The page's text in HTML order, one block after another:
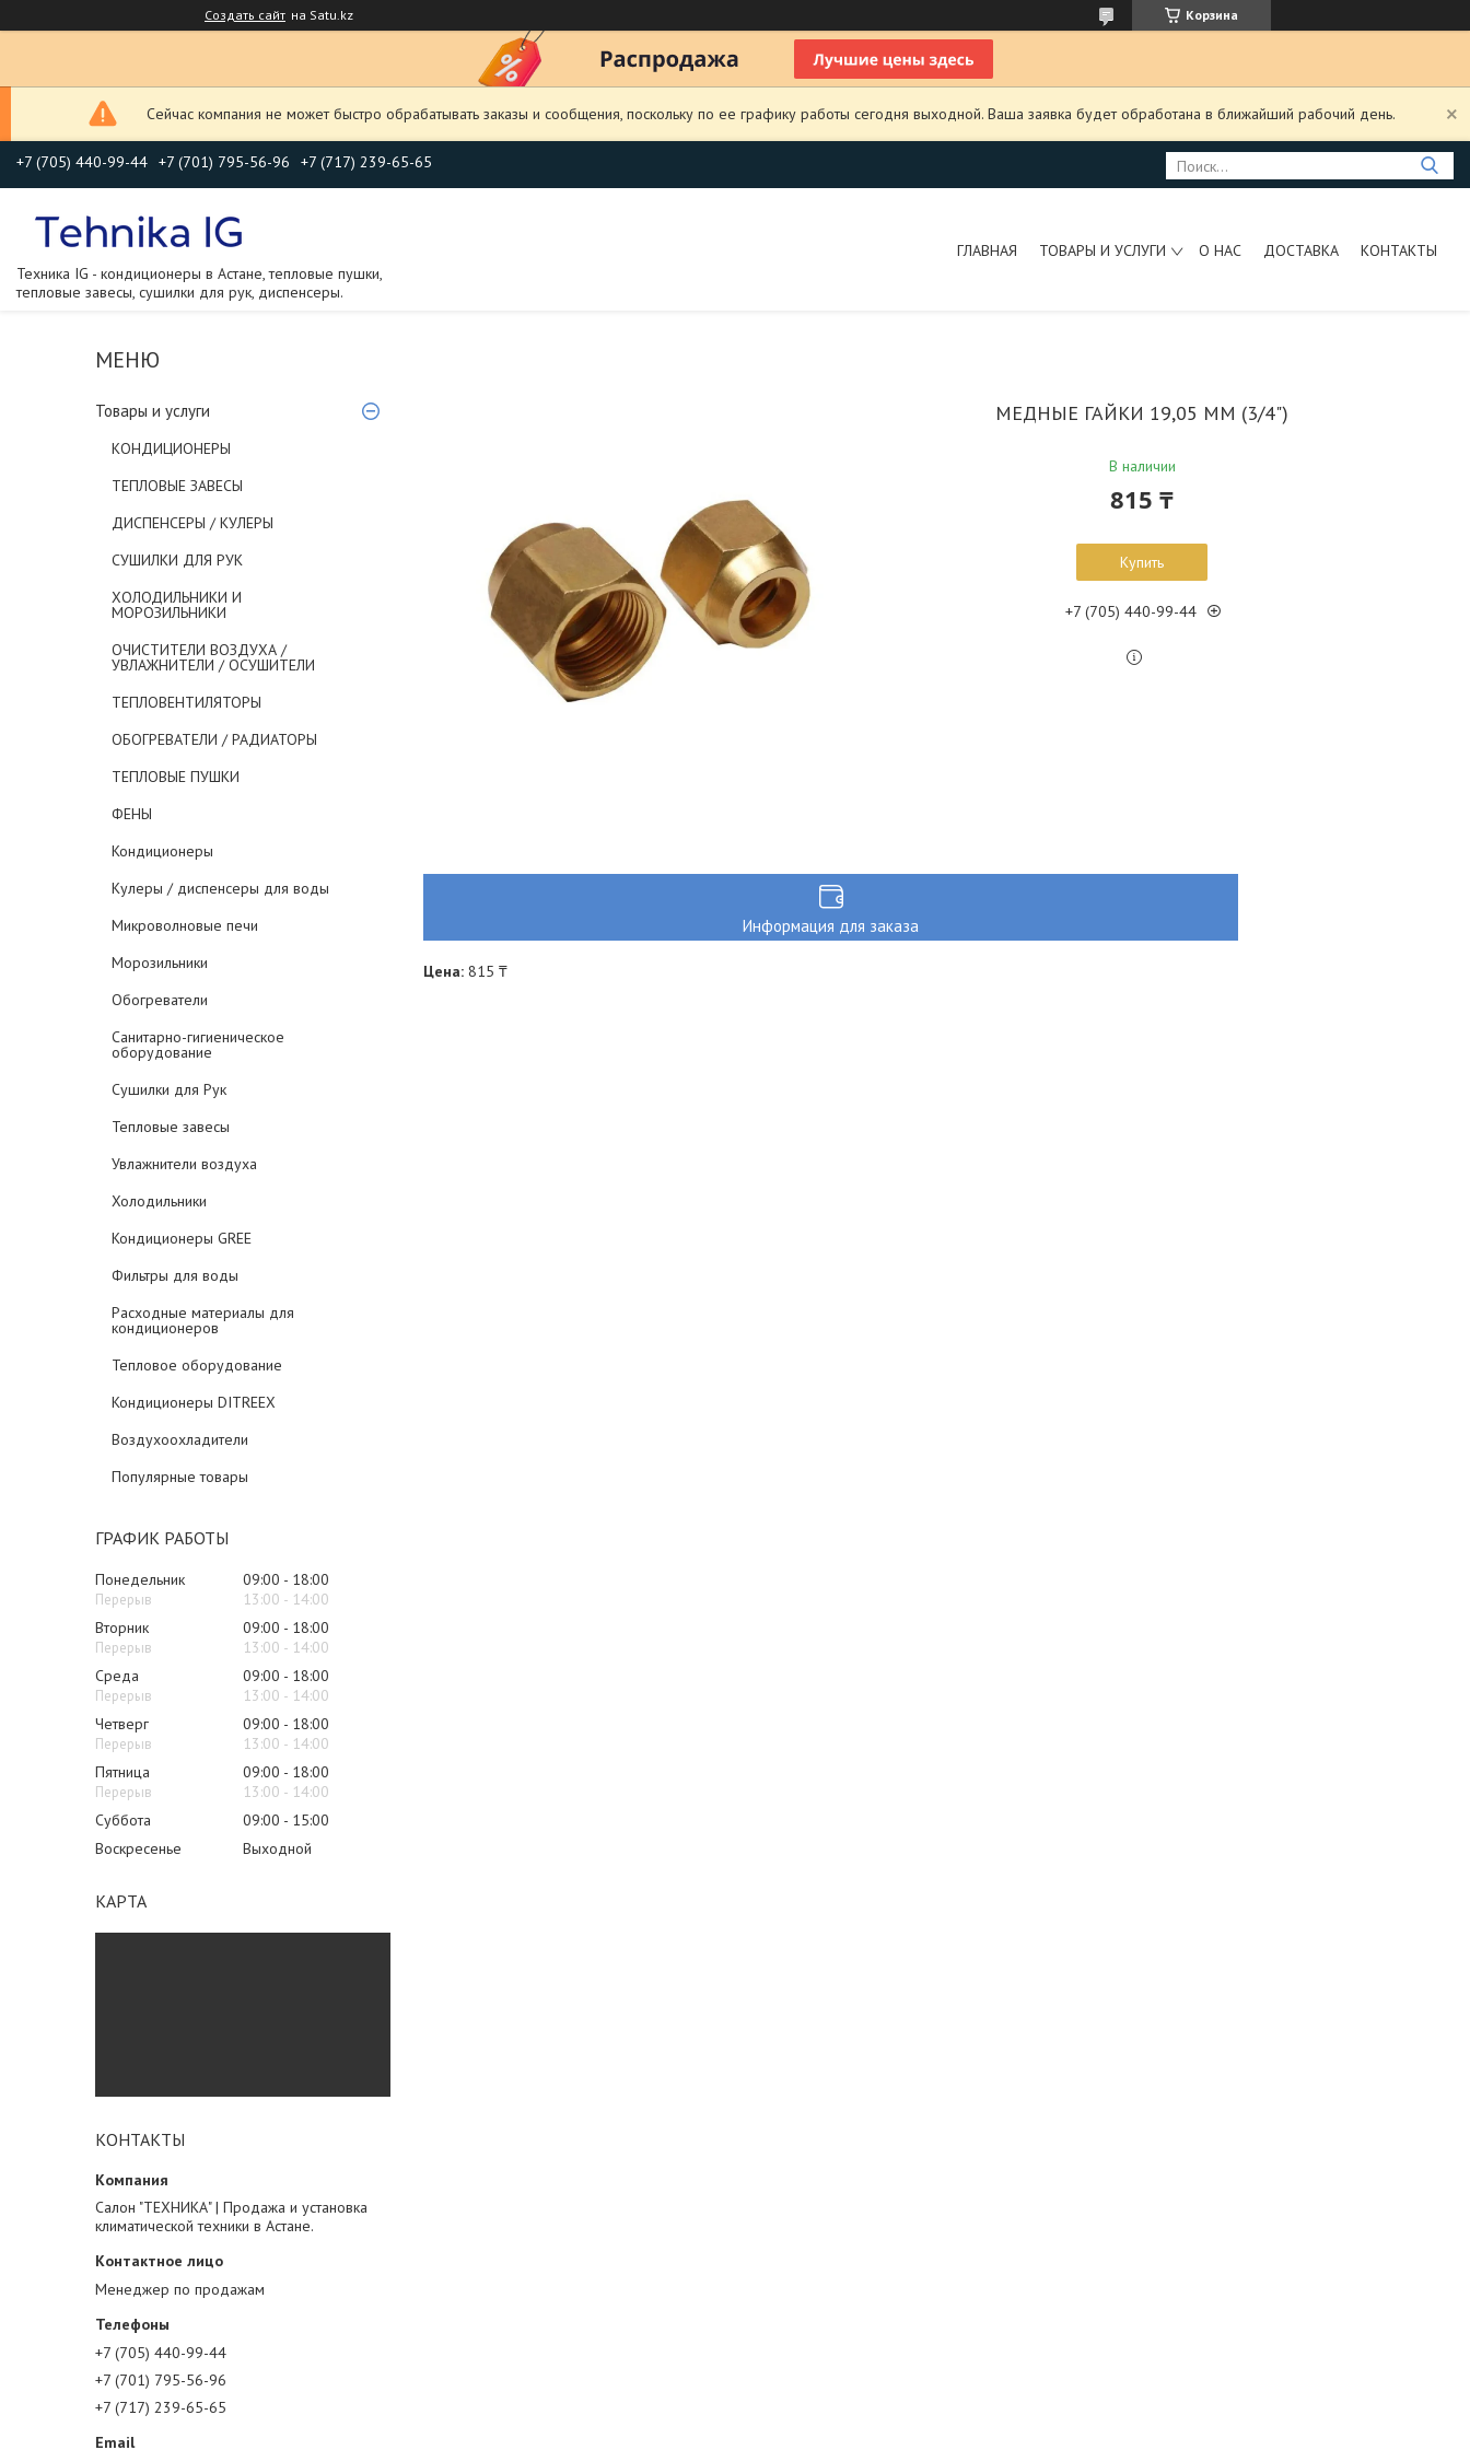
Создать сайт на Satu.kz Корзина
Сейчас компания не может быстро обрабатывать заказы и сообщения, поскольку по ее графику работы сегодня выходной. Ваша заявка будет обработана в ближайший рабочий день.
+7 (705) 440-99-44 +7 (701) 795-56-96 +7 (717) 239-65-65
Техника IG - кондиционеры в Астане, тепловые пушки,
тепловые завесы, сушилки для рук, диспенсеры.
ГЛАВНАЯ ТОВАРЫ И УСЛУГИ О НАС ДОСТАВКА КОНТАКТЫ
Товары и услуги
КОНДИЦИОНЕРЫ
ТЕПЛОВЫЕ ЗАВЕСЫ
ДИСПЕНСЕРЫ / КУЛЕРЫ
СУШИЛКИ ДЛЯ РУК
ХОЛОДИЛЬНИКИ И
МОРОЗИЛЬНИКИ
ОЧИСТИТЕЛИ ВОЗДУХА /
УВЛАЖНИТЕЛИ / ОСУШИТЕЛИ
ТЕПЛОВЕНТИЛЯТОРЫ
ОБОГРЕВАТЕЛИ / РАДИАТОРЫ
ТЕПЛОВЫЕ ПУШКИ
ФЕНЫ
Кондиционеры
Кулеры / диспенсеры для воды
Микроволновые печи
Морозильники
Обогреватели
Санитарно-гигиеническое
оборудование
Сушилки для Рук
Тепловые завесы
Увлажнители воздуха
Холодильники
Кондиционеры GREE
Фильтры для воды
Расходные материалы для
кондиционеров
Тепловое оборудование
Кондиционеры DITREEX
Воздухоохладители
Популярные товары
ГРАФИК РАБОТЫ
Понедельник 09:00
18:00
13:00
14:00
Вторник
09:00
18:00
13:00
14:00
Среда
09:00
18:00
13:00
14:00
Четверг
09:00
18:00
13:00
14:00
Пятница
09:00
18:00
13:00
14:00
Суббота
09:00
15:00
Воскресенье
Выходной
КАРТА
КОНТАКТЫ
Салон "ТЕХНИКА" | Продажа и установка
климатической техники в Астане.
Менеджер по продажам
+7 (705) 440-99-44
+7 (701) 795-56-96
+7 (717) 239-65-65
МЕДНЫЕ ГАЙКИ 19,05 MM (3/4")
В наличии
815 ₸
Купить
+7 (705) 440-99-44
Информация для заказа
Цена: 815 ₸